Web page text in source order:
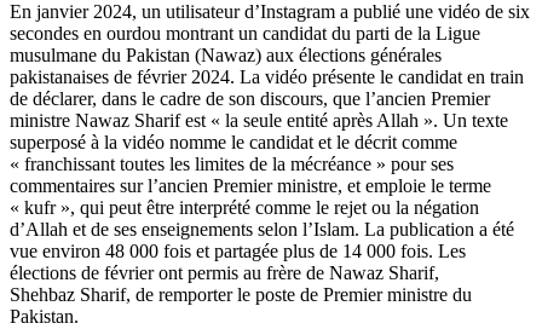
En janvier 2024, un utilisateur d’Instagram a publié une vidéo de six
secondes en ourdou montrant un candidat du parti de la Ligue
musulmane du Pakistan (Nawaz) aux élections générales
pakistanaises de février 2024. La vidéo présente le candidat en train
de déclarer, dans le cadre de son discours, que l’ancien Premier
ministre Nawaz Sharif est « la seule entité après Allah ». Un texte
superposé à la vidéo nomme le candidat et le décrit comme
« franchissant toutes les limites de la mécréance » pour ses
commentaires sur l’ancien Premier ministre, et emploie le terme
« kufr », qui peut être interprété comme le rejet ou la négation
d’Allah et de ses enseignements selon l’Islam. La publication a été
vue environ 48 000 fois et partagée plus de 14 000 fois. Les
élections de février ont permis au frère de Nawaz Sharif,
Shehbaz Sharif, de remporter le poste de Premier ministre du
Pakistan.